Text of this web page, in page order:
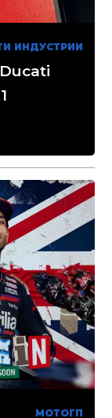
ИНДУСТРИИ
МОТОГП